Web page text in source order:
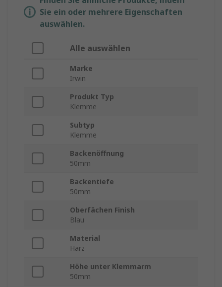
Sie ein oder mehrere Eigenschaften
auswählen.
Alle auswählen
Marke
Irwin
Produkt Typ
Klemme
Subtyp
Klemme
Backenöffnung
50mm
Backentiefe
50mm
Oberfächen Finish
Blau
Material
Harz
Höhe unter Klemmarm
50mm